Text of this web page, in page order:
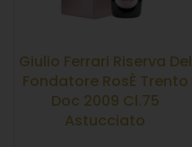
Giulio Ferrari Riserva Del
Fondatore RosÈ Trento
Doc 2009 Cl.75
Astucciato